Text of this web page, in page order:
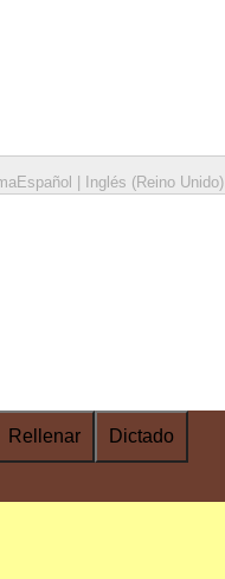
Español Inglés (Reino Unido)
Rellenar Dictado